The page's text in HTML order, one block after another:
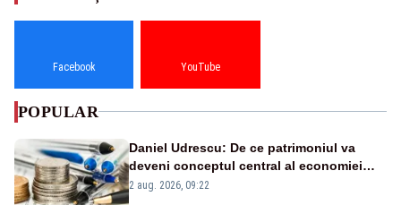
Facebook YouTube
POPULAR
Daniel Udrescu: De ce patrimoniul va
deveni conceptul central al economiei
viitoare?
2 aug. 2026, 09:22